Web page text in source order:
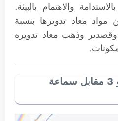
والاهتمام بالبيئة.
معاد تدويرها بنسبة
وقصدير وذهب معاد تدويره
سماعة AirPods برو 3 مقابل سماعة